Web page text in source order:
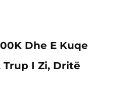
Dhe E Kuqe
Trup I Zi, Dritë